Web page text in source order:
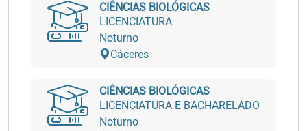
CIÊNCIAS BIOLÓGICAS
LICENCIATURA
Noturno
Cáceres
CIÊNCIAS BIOLÓGICAS
LICENCIATURA E BACHARELADO
Noturno